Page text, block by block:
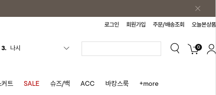
로그인 회원가입 주문/배송조회 오늘본상품
4. 스커트
6.
0
커트 SALE 슈즈/백 ACC 바캉스룩 +more